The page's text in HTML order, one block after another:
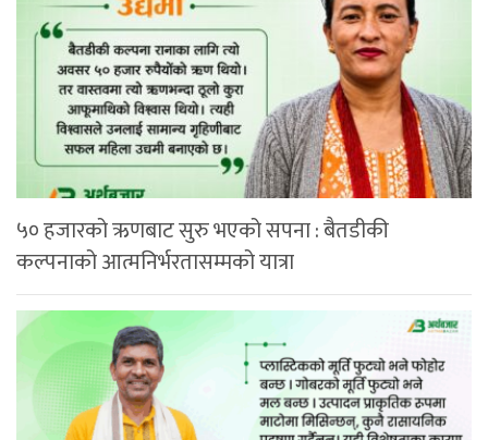
५० हजारको ऋणबाट सुरु भएको सपना : बैतडीकी
कल्पनाको आत्मनिर्भरतासम्मको यात्रा